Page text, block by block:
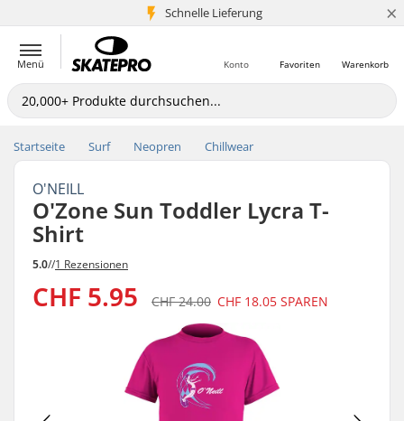
Schnelle Lieferung
5+ Mio. Kunden ×
Menü Warenkorb
Favoriten
Konto
Startseite Surf Neopren Chillwear
O'NEILL
O'Zone Sun Toddler Lycra T-
Shirt
5.0//1 Rezensionen
CHF 5.95 CHF 24.00 CHF 18.05 SPAREN